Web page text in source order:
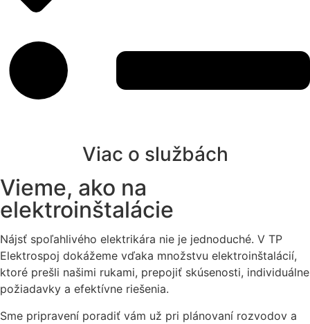
Viac o službách
Vieme, ako na
elektroinštalácie
Nájsť spoľahlivého elektrikára nie je jednoduché. V TP
Elektrospoj dokážeme vďaka množstvu elektroinštalácií,
ktoré prešli našimi rukami, prepojiť skúsenosti, individuálne
požiadavky a efektívne riešenia.
Sme pripravení poradiť vám už pri plánovaní rozvodov a